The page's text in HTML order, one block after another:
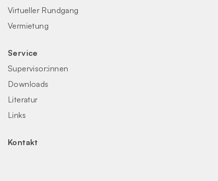
Virtueller Rundgang
Vermietung
Service
Supervisor:innen
Downloads
Literatur
Links
Kontakt